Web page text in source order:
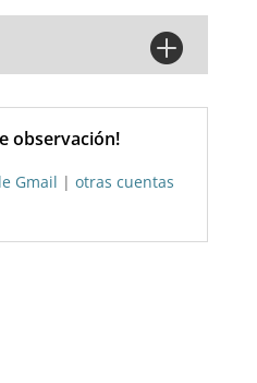

observación!
Gmail | otras cuentas